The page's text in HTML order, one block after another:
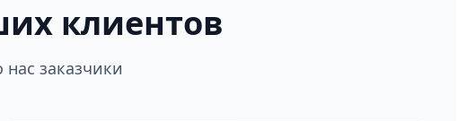
клиентов
нас заказчики